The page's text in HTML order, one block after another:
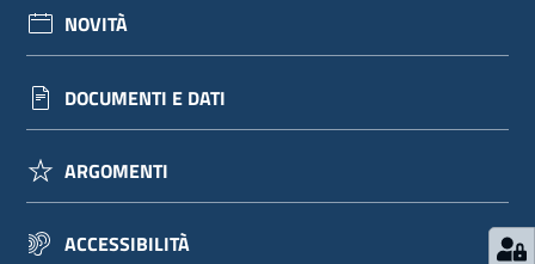
NOVITÀ
DOCUMENTI E DATI
ARGOMENTI
ACCESSIBILITÀ